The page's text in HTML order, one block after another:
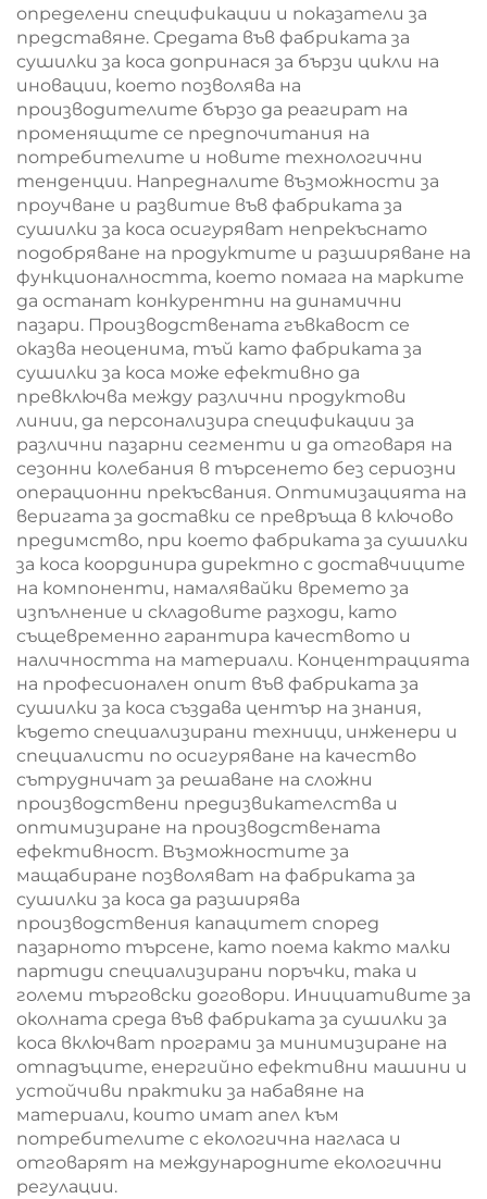
определени спецификации и показатели за
представяне. Средата във фабриката за
сушилки за коса допринася за бързи цикли на
иновации, което позволява на
производителите бързо да реагират на
променящите се предпочитания на
потребителите и новите технологични
тенденции. Напредналите възможности за
проучване и развитие във фабриката за
сушилки за коса осигуряват непрекъснато
подобряване на продуктите и разширяване на
функционалността, което помага на марките
да останат конкурентни на динамични
пазари. Производствената гъвкавост се
оказва неоценима, тъй като фабриката за
сушилки за коса може ефективно да
превключва между различни продуктови
линии, да персонализира спецификации за
различни пазарни сегменти и да отговаря на
сезонни колебания в търсенето без сериозни
операционни прекъсвания. Оптимизацията на
веригата за доставки се превръща в ключово
предимство, при което фабриката за сушилки
за коса координира директно с доставчиците
на компоненти, намалявайки времето за
изпълнение и складовите разходи, като
същевременно гарантира качеството и
наличността на материали. Концентрацията
на професионален опит във фабриката за
сушилки за коса създава център на знания,
където специализирани техници, инженери и
специалисти по осигуряване на качество
сътрудничат за решаване на сложни
производствени предизвикателства и
оптимизиране на производствената
ефективност. Възможностите за
мащабиране позволяват на фабриката за
сушилки за коса да разширява
производствения капацитет според
пазарното търсене, като поема както малки
партиди специализирани поръчки, така и
големи търговски договори. Инициативите за
околната среда във фабриката за сушилки за
коса включват програми за минимизиране на
отпадъците, енергийно ефективни машини и
устойчиви практики за набавяне на
материали, които имат апел към
потребителите с екологична нагласа и
отговарят на международните екологични
регулации.